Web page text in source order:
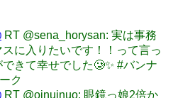
RT @sena_horysan: 実は事務
に入りたいです！！って言っ
きて幸せでした🥲✨ #バンナ
ク
RT @oinuinuo: 眼鏡っ娘2倍か